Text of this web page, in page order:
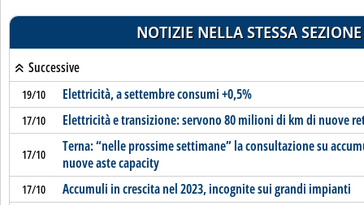
NOTIZIE NELLA STESSA SEZIONE
Successive
19/10 Elettricità, a settembre consumi +0,5%
17/10 Elettricità e transizione: servono 80 milioni di km di nuove
17/10
Terna: “nelle prossime settimane” la consultazione su
nuove aste capacity
17/10 Accumuli in crescita nel 2023, incognite sui grandi impianti